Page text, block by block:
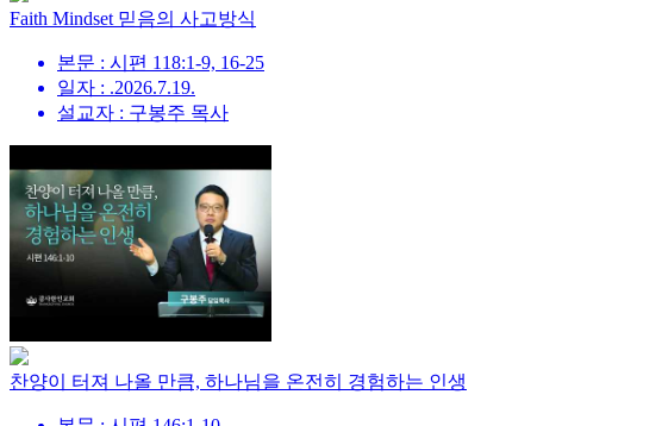
Faith Mindset 믿음의 사고방식
본문 : 시편 118:1-9, 16-25
일자 : .2026.7.19.
설교자 : 구봉주 목사
찬양이 터져 나올 만큼, 하나님을 온전히 경험하는 인생